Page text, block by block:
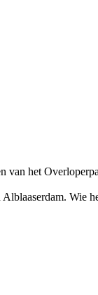
van het
Wie